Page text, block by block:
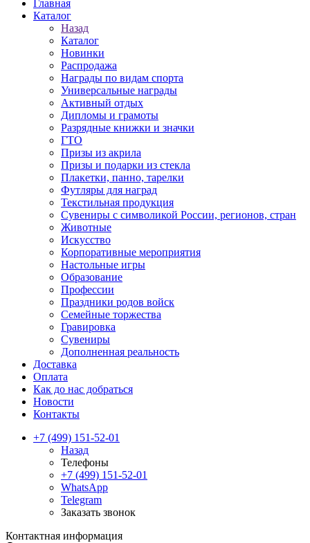
Главная
Каталог
Назад
Каталог
Новинки
Распродажа
Награды по видам спорта
Универсальные награды
Активный отдых
Дипломы и грамоты
Разрядные книжки и значки
ГТО
Призы из акрила
Призы и подарки из стекла
Плакетки, панно, тарелки
Футляры для наград
Текстильная продукция
Сувениры с символикой России, регионов, стран
Животные
Искусство
Корпоративные мероприятия
Настольные игры
Образование
Профессии
Праздники родов войск
Семейные торжества
Гравировка
Сувениры
Дополненная реальность
Доставка
Оплата
Как до нас добраться
Новости
Контакты
+7 (499) 151-52-01
Назад
Телефоны
+7 (499) 151-52-01
WhatsApp
Telegram
Заказать звонок
Контактная информация